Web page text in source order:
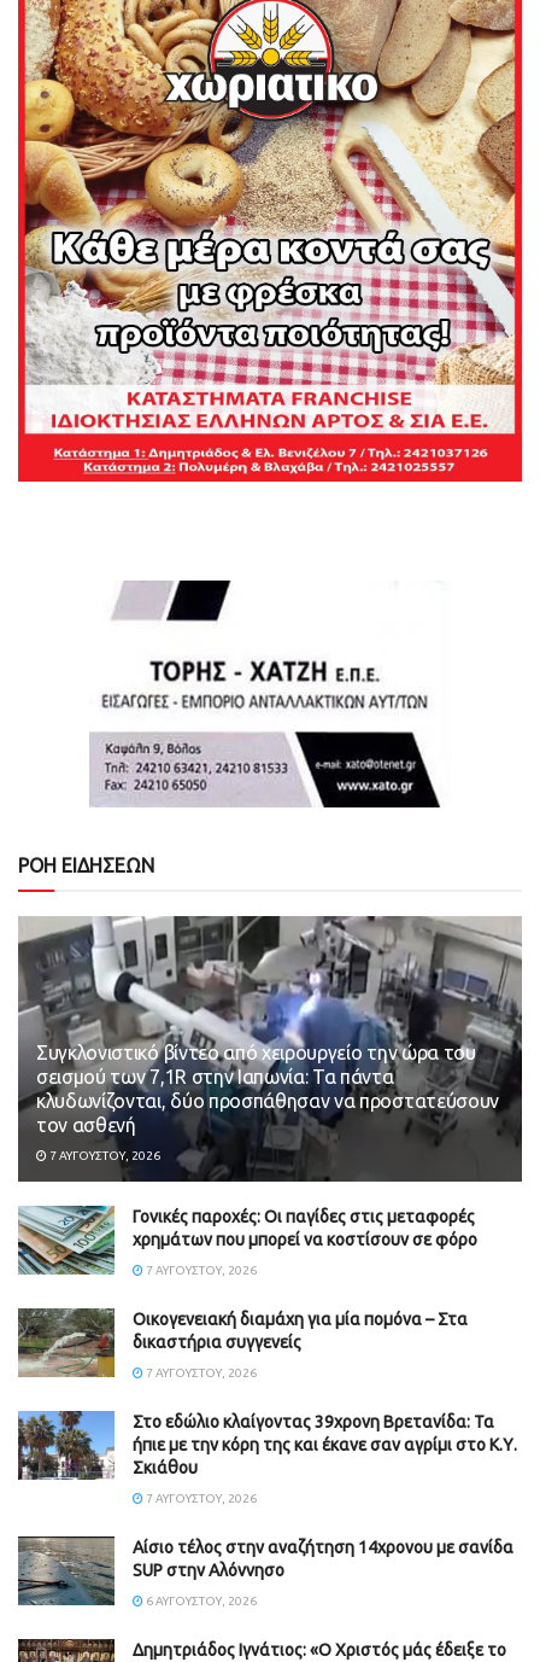
ΡΟΗ ΕΙΔΗΣΕΩΝ
Συγκλονιστικό βίντεο από χειρουργείο την ώρα του
σεισμού των 7,1R στην Ιαπωνία: Τα πάντα
κλυδωνίζονται, δύο προσπάθησαν να προστατεύσουν
τον ασθενή
7 ΑΥΓΟΎΣΤΟΥ, 2026
Γονικές παροχές: Οι παγίδες στις μεταφορές
χρημάτων που μπορεί να κοστίσουν σε φόρο
7 ΑΥΓΟΎΣΤΟΥ, 2026
Οικογενειακή διαμάχη για μία πομόνα – Στα
δικαστήρια συγγενείς
7 ΑΥΓΟΎΣΤΟΥ, 2026
Στο εδώλιο κλαίγοντας 39χρονη Βρετανίδα: Τα
ήπιε με την κόρη της και έκανε σαν αγρίμι στο Κ.Υ.
Σκιάθου
7 ΑΥΓΟΎΣΤΟΥ, 2026
Αίσιο τέλος στην αναζήτηση 14χρονου με σανίδα
SUP στην Αλόννησο
6 ΑΥΓΟΎΣΤΟΥ, 2026
Δημητριάδος Ιγνάτιος: «Ο Χριστός μάς έδειξε το